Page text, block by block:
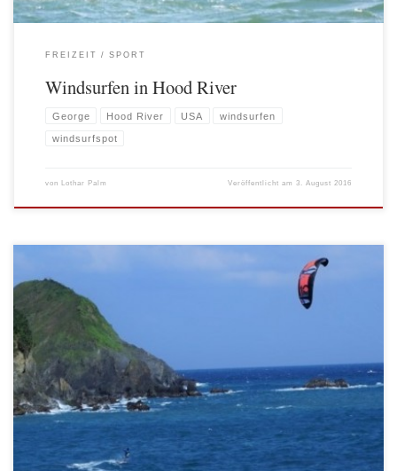
FREIZEIT SPORT
Windsurfen in Hood River
George Hood River USA windsurfen
windsurfspot
von Lothar Palm Veröffentlicht am3. August 2016
Wer hätte das gedacht? Ein Spontantrip über Chinese New Year nach Taiwan
brachte die lang ersehnte „Erleuchtung„. Es gibt sie also tatsächlich, eine Kite-
und Windsurfszene außerhalb der Top-Asia-Spots Mui Ne (Vietnam) und
Boracay (Philippinen)! Wie durch Zufall las ich kurz vor dem Antritt unserer
Reise (Februar 2016) in einem Forum, dass […]